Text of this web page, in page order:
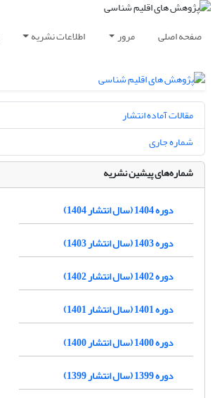
صفحه اصلی مرور اطلاعات نشریه
مقالات آماده انتشار
شماره جاری
شماره‌های پیشین نشریه
دوره 1404 (سال انتشار 1404)
دوره 1403 (سال انتشار 1403)
دوره 1402 (سال انتشار 1402)
دوره 1401 (سال انتشار 1401)
دوره 1400 (سال انتشار 1400)
دوره 1399 (سال انتشار 1399)